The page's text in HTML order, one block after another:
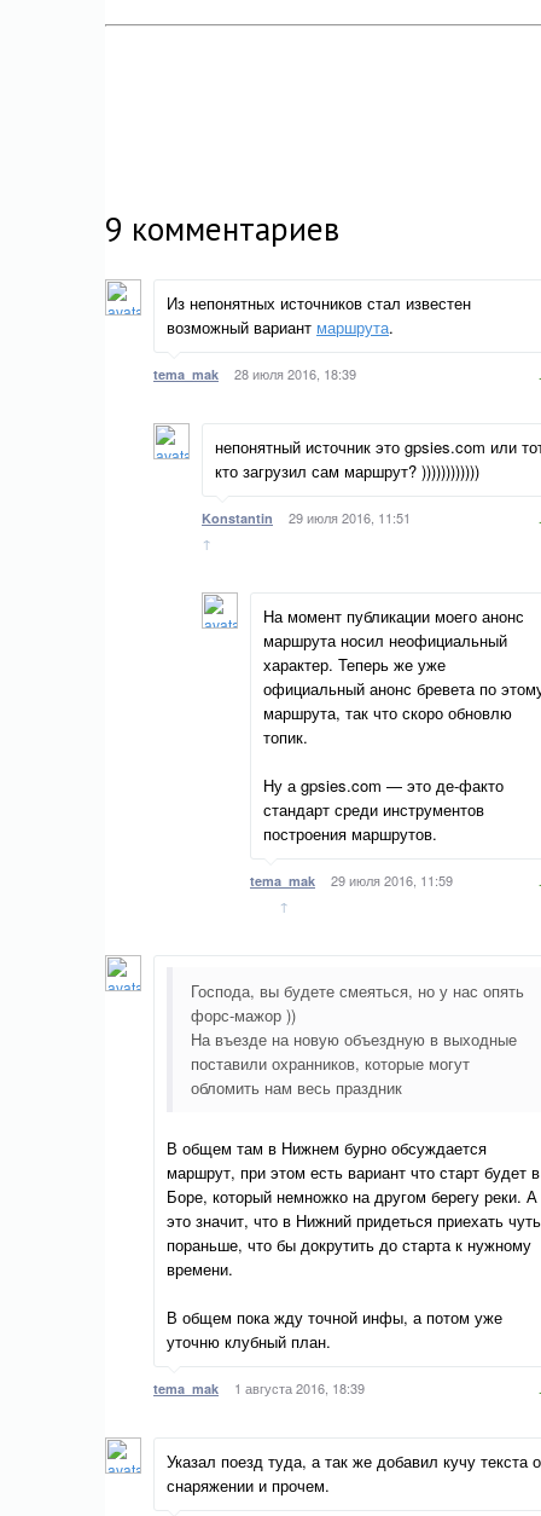
9 комментариев
Из непонятных источников стал известен
возможный вариант маршрута.
tema_mak 28 июля 2016, 18:39
непонятный источник это gpsies.com или
кто загрузил сам маршрут? ))))))))))))
Konstantin 29 июля 2016, 11:51
↑
На момент публикации моего анонс
маршрута носил неофициальный
характер. Теперь же уже
официальный анонс бревета по
маршрута, так что скоро обновлю
топик.
Ну а gpsies.com — это де-факто
стандарт среди инструментов
построения маршрутов.
tema_mak 29 июля 2016, 11:59
↑
Господа, вы будете смеяться, но у нас опять
форс-мажор ))
На въезде на новую объездную в выходные
поставили охранников, которые могут
обломить нам весь праздник
В общем там в Нижнем бурно обсуждается
маршрут, при этом есть вариант что старт будет в
Боре, который немножко на другом берегу реки. А
это значит, что в Нижний придеться приехать чуть
пораньше, что бы докрутить до старта к нужному
времени.
В общем пока жду точной инфы, а потом уже
уточню клубный план.
tema_mak 1 августа 2016, 18:39
Указал поезд туда, а так же добавил кучу текста о
снаряжении и прочем.